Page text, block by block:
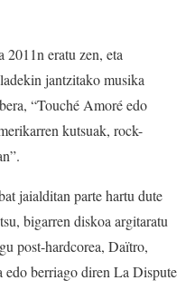
2011n eratu zen, eta
jantzitako musika
“Touché Amoré edo
kutsuak, rock-
jaialditan parte hartu dute
bigarren diskoa argitaratu
post-hardcorea, Daïtro,
berriago diren La Dispute